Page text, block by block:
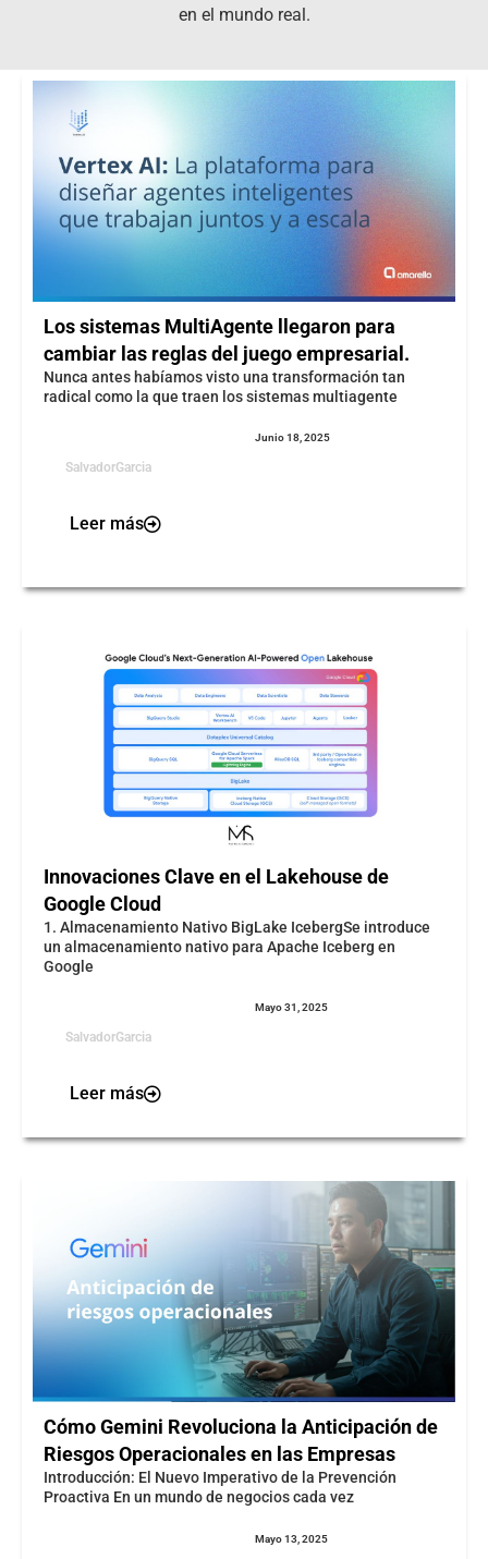
en el mundo real.
Los sistemas MultiAgente llegaron para
cambiar las reglas del juego empresarial.
Nunca antes habíamos visto una transformación tan
radical como la que traen los sistemas multiagente
SalvadorGarcia
Junio 18, 2025
Leer más
Innovaciones Clave en el Lakehouse de
Google Cloud
1. Almacenamiento Nativo BigLake IcebergSe introduce
un almacenamiento nativo para Apache Iceberg en
Google
SalvadorGarcia
Mayo 31, 2025
Leer más
Cómo Gemini Revoluciona la Anticipación de
Riesgos Operacionales en las Empresas
Introducción: El Nuevo Imperativo de la Prevención
Proactiva En un mundo de negocios cada vez
Mayo 13, 2025